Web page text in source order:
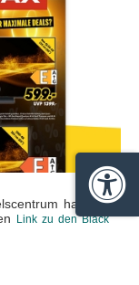
hat viele
Link zu den Black